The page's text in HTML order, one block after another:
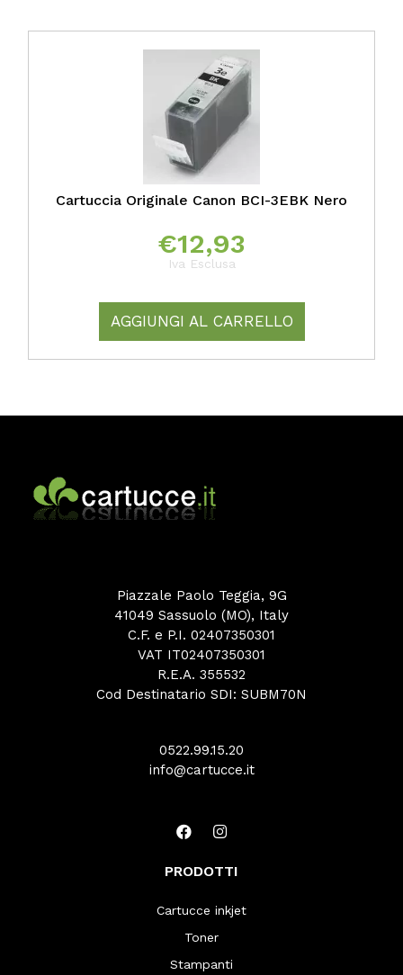
Cartuccia Originale Canon BCI-3EBK Nero
€12,93
Iva Esclusa
AGGIUNGI AL CARRELLO
Piazzale Paolo Teggia, 9G
41049 Sassuolo (MO), Italy
C.F. e P.I. 02407350301
VAT IT02407350301
R.E.A. 355532
Cod Destinatario SDI: SUBM70N
0522.99.15.20
info@cartucce.it
PRODOTTI
Cartucce inkjet
Toner
Stampanti